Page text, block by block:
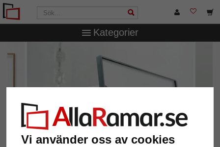
Vi använder oss av cookies
Kategorier